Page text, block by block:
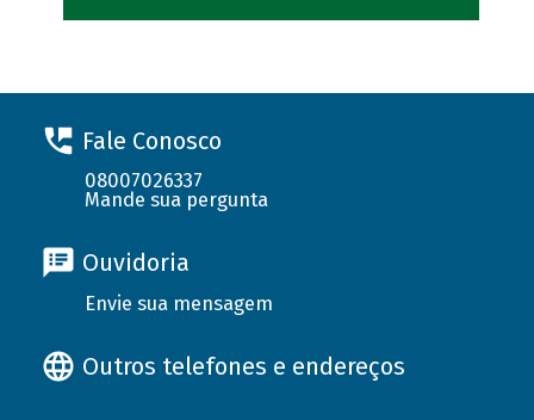
Fale Conosco
08007026337
Mande sua pergunta
Ouvidoria
Envie sua mensagem
Outros telefones e endereços